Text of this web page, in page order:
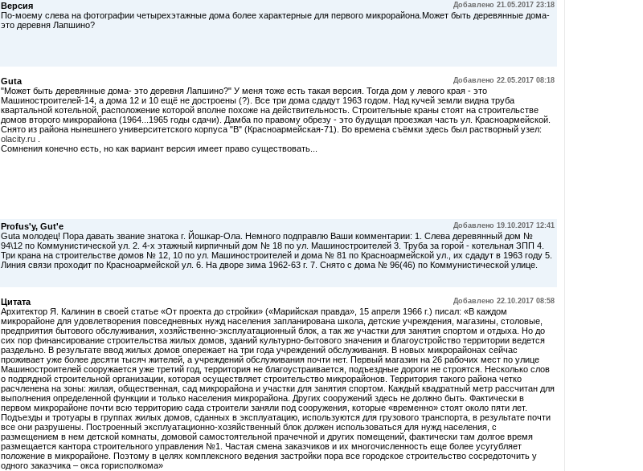
Версия Добавлено 21.05.2017 23:18
По-моему слева на фотографии четырехэтажные дома более характерные для первого микрорайона.Может быть деревянные дома-
это деревня Лапшино?
Guta Добавлено 22.05.2017 08:18
"Может быть деревянные дома- это деревня Лапшино?" У меня тоже есть такая версия. Тогда дом у левого края - это
Машиностроителей-14, а дома 12 и 10 ещё не достроены (?). Все три дома сдадут 1963 годом. Над кучей земли видна труба
квартальной котельной, расположение которой вполне похоже на действительность. Строительные краны стоят на строительстве
домов второго микрорайона (1964...1965 годы сдачи). Дамба по правому обрезу - это будущая проезжая часть ул. Красноармейской.
Снято из района нынешнего университетского корпуса "В" (Красноармейская-71). Во времена съёмки здесь был растворный узел:
olacity.ru
Сомнения конечно есть, но как вариант версия имеет право существовать...
Profus'y, Gut'e Добавлено 19.10.2017 12:41
Guta молодец! Пора давать звание знатока г. Йошкар-Ола. Немного подправлю Ваши комментарии: 1. Слева деревянный дом №
94\12 по Коммунистической ул. 2. 4-х этажный кирпичный дом № 18 по ул. Машиностроителей 3. Труба за горой - котельная ЗПП 4.
Три крана на строительстве домов № 12, 10 по ул. Машиностроителей и дома № 81 по Красноармейской ул., их сдадут в 1963 году 5.
Линия связи проходит по Красноармейской ул. 6. На дворе зима 1962-63 г. 7. Снято с дома № 96(46) по Коммунистической улице.
Цитата Добавлено 22.10.2017 08:58
Архитектор Я. Калинин в своей статье «От проекта до стройки» («Марийская правда», 15 апреля 1966 г.) писал: «В каждом
микрорайоне для удовлетворения повседневных нужд населения запланирована школа, детские учреждения, магазины, столовые,
предприятия бытового обслуживания, хозяйственно-эксплуатационный блок, а так же участки для занятия спортом и отдыха. Но до
сих пор финансирование строительства жилых домов, зданий культурно-бытового значения и благоустройство территории ведется
раздельно. В результате ввод жилых домов опережает на три года учреждений обслуживания. В новых микрорайонах сейчас
проживает уже более десяти тысяч жителей, а учреждений обслуживания почти нет. Первый магазин на 26 рабочих мест по улице
Машиностроителей сооружается уже третий год, территория не благоустраивается, подъездные дороги не строятся. Несколько слов
о подрядной строительной организации, которая осуществляет строительство микрорайонов. Территория такого района четко
расчленена на зоны: жилая, общественная, сад микрорайона и участки для занятия спортом. Каждый квадратный метр рассчитан для
выполнения определенной функции и только населения микрорайона. Других сооружений здесь не должно быть. Фактически в
первом микрорайоне почти всю территорию сада строители заняли под сооружения, которые «временно» стоят около пяти лет.
Подъезды и тротуары в группах жилых домов, сданных в эксплуатацию, используются для грузового транспорта, в результате почти
все они разрушены. Построенный эксплуатационно-хозяйственный блок должен использоваться для нужд населения, с
размещением в нем детской комнаты, домовой самостоятельной прачечной и других помещений, фактически там долгое время
размещается кантора строительного управления №1. Частая смена заказчиков и их многочисленность еще более усугубляет
положение в микрорайоне. Поэтому в целях комплексного ведения застройки пора все городское строительство сосредоточить у
одного заказчика – окса горисполкома»